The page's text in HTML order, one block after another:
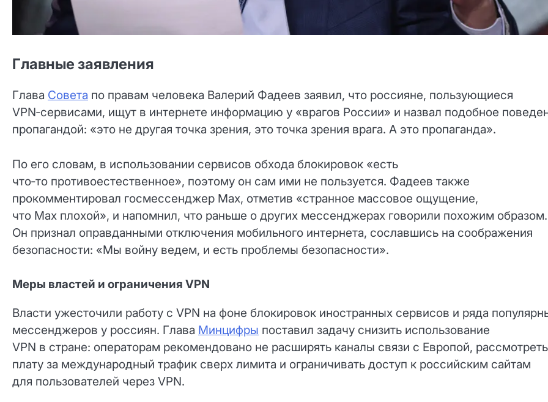
Главные заявления
Глава Совета по правам человека Валерий Фадеев заявил, что россияне, пользующиеся
VPN‑сервисами, ищут в интернете информацию у «врагов России» и назвал подобное
пропагандой: «это не другая точка зрения, это точка зрения врага. А это пропаганда».
По его словам, в использовании сервисов обхода блокировок «есть
что‑то противоестественное», поэтому он сам ими не пользуется. Фадеев также
прокомментировал госмессенджер Max, отметив «странное массовое ощущение,
что Max плохой», и напомнил, что раньше о других мессенджерах говорили похожим образом.
Он признал оправданными отключения мобильного интернета, сославшись на соображения
безопасности: «Мы войну ведем, и есть проблемы безопасности».
Меры властей и ограничения VPN
Власти ужесточили работу с VPN на фоне блокировок иностранных сервисов и ряда
мессенджеров у россиян. Глава Минцифры поставил задачу снизить использование
VPN в стране: операторам рекомендовано не расширять каналы связи с Европой, рассмотреть
плату за международный трафик сверх лимита и ограничивать доступ к российским сайтам
для пользователей через VPN.